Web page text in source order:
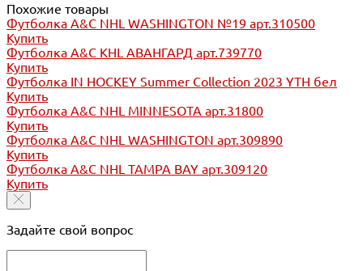
Похожие товары
Футболка A&C NHL WASHINGTON №19 арт.310500
Купить
Футболка A&C KHL АВАНГАРД арт.739770
Купить
Футболка IN HOCKEY Summer Collection 2023 YTH бел
Купить
Футболка A&C NHL MINNESOTA арт.31800
Купить
Футболка A&C NHL WASHINGTON арт.309890
Купить
Футболка A&C NHL TAMPA BAY арт.309120
Купить
Задайте свой вопрос